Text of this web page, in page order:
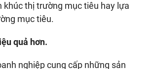
khúc thị trường mục tiêu hay lựa
mục tiêu.
quả hơn.
nghiệp cung cấp những sản